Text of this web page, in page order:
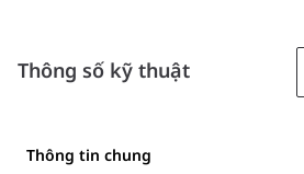
Thông số kỹ thuật
Thông tin chung